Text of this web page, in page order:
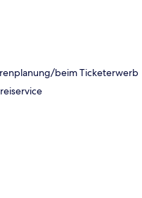
beim Ticketerwerb